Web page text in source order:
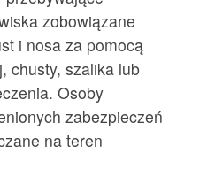
zobowiązane
i nosa za pomocą
chusty, szalika lub
Osoby
zabezpieczeń
na teren